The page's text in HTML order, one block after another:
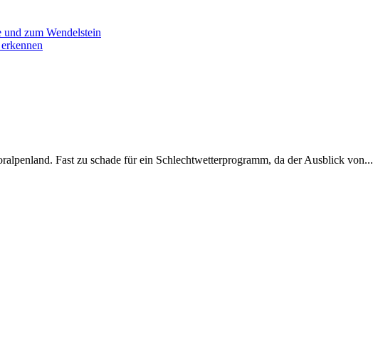
Fast zu schade für ein Schlechtwetterprogramm, da der Ausblick von...